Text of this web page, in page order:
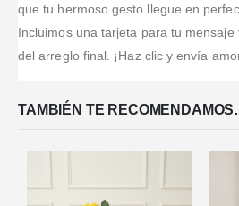
que tu hermoso gesto llegue en
Incluimos una tarjeta para tu
del arreglo final. ¡Haz clic y envía
TAMBIÉN TE